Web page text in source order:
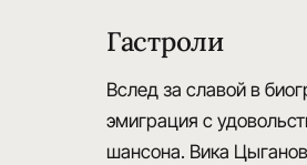
Гастроли
Вслед за славой в
эмиграция с
шансона. Вика